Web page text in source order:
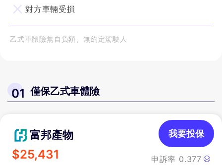
對方車輛受損
乙式車體險無自負額、無約定駕駛人
01 僅保乙式車體險
富邦產物
$25,431 申訴率 0.377
我要投保